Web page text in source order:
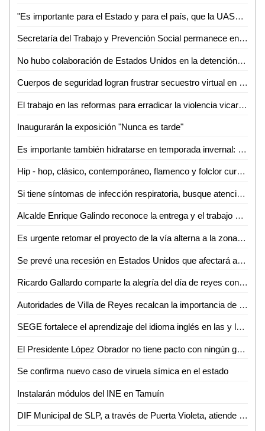
"Es importante para el Estado y para el país, que la UASLP cumpla 100 años de vida autónoma y productiva": Dr. Alejandro Javier Zermeño Guerra
Secretaría del Trabajo y Prevención Social permanece en funcionamiento: Lorenzo Estrada
No hubo colaboración de Estados Unidos en la detención de Ovidio Guzmán: AMLO
Cuerpos de seguridad logran frustrar secuestro virtual en Rioverde
El trabajo en las reformas para erradicar la violencia vicaria continúa hasta evitar el daño que se provoca a las mujeres y sus hijos e hijas
Inaugurarán la exposición "Nunca es tarde"
Es importante también hidratarse en temporada invernal: IMSS San Luis Potosí
Hip - hop, clásico, contemporáneo, flamenco y folclor cursos en el IPBA
Si tiene síntomas de infección respiratoria, busque atención médica
Alcalde Enrique Galindo reconoce la entrega y el trabajo diario del personal de Parques y Jardines
Es urgente retomar el proyecto de la vía alterna a la zona industrial para mejorar la movilidad urbana: Dip. José Antonio Lorca Valle
Se prevé una recesión en Estados Unidos que afectará a México: Adán Moctezuma
Ricardo Gallardo comparte la alegría del día de reyes con entrega de roscas en la zona metropolitana
Autoridades de Villa de Reyes recalcan la importancia de depositar la basura en su lugar
SEGE fortalece el aprendizaje del idioma inglés en las y los niños potosinos
El Presidente López Obrador no tiene pacto con ningún grupo del crimen organizado: Gabino Morales
Se confirma nuevo caso de viruela símica en el estado
Instalarán módulos del INE en Tamuín
DIF Municipal de SLP, a través de Puerta Violeta, atiende y protege a más de 830 mujeres